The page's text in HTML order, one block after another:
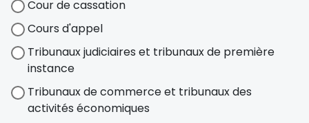
Cour de cassation
Cours d'appel
Tribunaux judiciaires et tribunaux de première
instance
Tribunaux de commerce et tribunaux des
activités économiques